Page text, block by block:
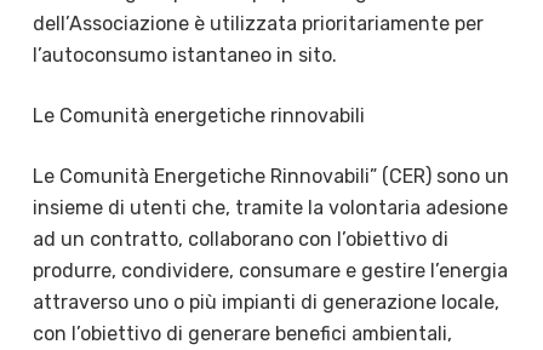
dell’Associazione è utilizzata prioritariamente per
l’autoconsumo istantaneo in sito.
Le Comunità energetiche rinnovabili
Le Comunità Energetiche Rinnovabili” (CER) sono un
insieme di utenti che, tramite la volontaria adesione
ad un contratto, collaborano con l’obiettivo di
produrre, condividere, consumare e gestire l’energia
attraverso uno o più impianti di generazione locale,
con l’obiettivo di generare benefici ambientali,